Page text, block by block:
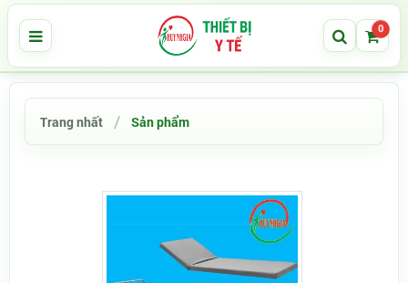
0
Trang nhất Sản phẩm